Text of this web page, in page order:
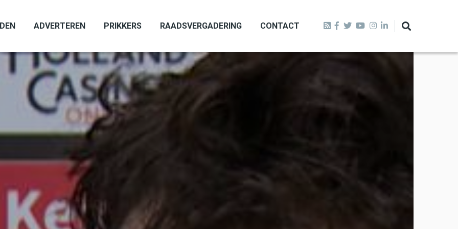
ADVERTEREN PRIKKERS RAADSVERGADERING CONTACT